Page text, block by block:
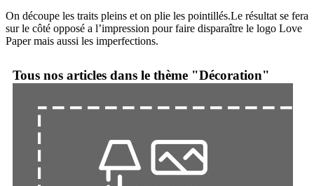
On découpe les traits pleins et on plie les pointillés.Le résultat se fera
sur le côté opposé a l’impression pour faire disparaître le logo Love
Paper mais aussi les imperfections.
Tous nos articles dans le thème "Décoration"